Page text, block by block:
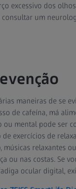
excessivo dos
consultar um
maneiras de se
de cafeína, má
ou mental pode ser
de exercícios de
músicas relaxantes
ou nas costas. Se
ocular digital,